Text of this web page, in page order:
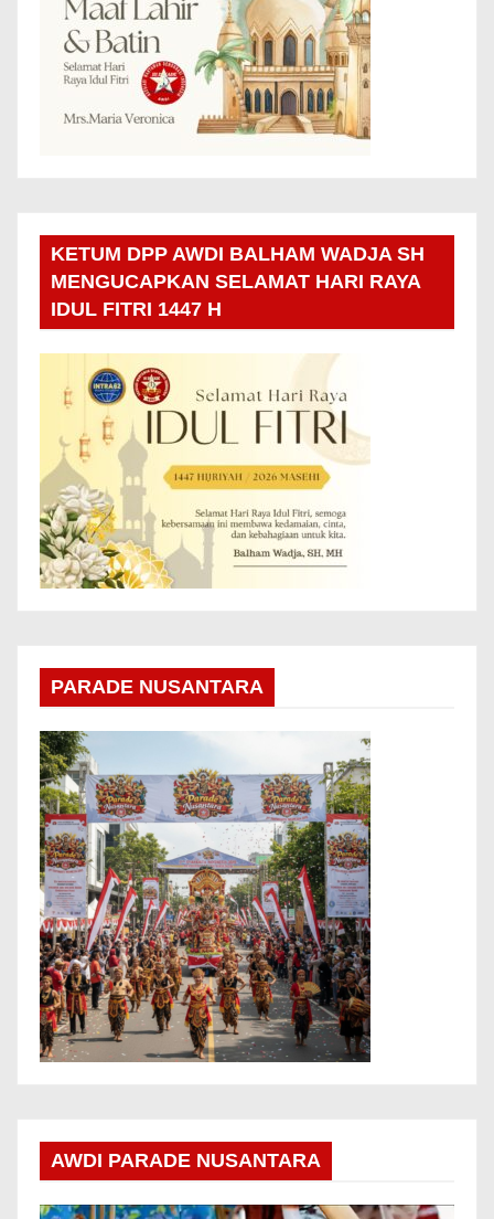
KETUM DPP AWDI BALHAM WADJA SH
MENGUCAPKAN SELAMAT HARI RAYA
IDUL FITRI 1447 H
PARADE NUSANTARA
AWDI PARADE NUSANTARA